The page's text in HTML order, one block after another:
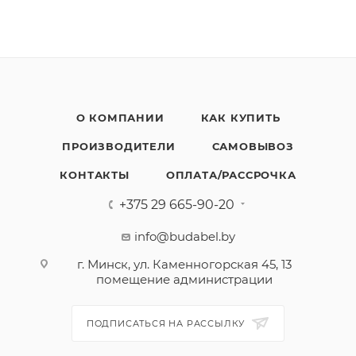
О КОМПАНИИ КАК КУПИТЬ
ПРОИЗВОДИТЕЛИ САМОВЫВОЗ
КОНТАКТЫ ОПЛАТА/РАССРОЧКА
+375 29 665-90-20
info@budabel.by
г. Минск, ул. Каменногорская 45, 13
помещение администрации
ПОДПИСАТЬСЯ НА РАССЫЛКУ